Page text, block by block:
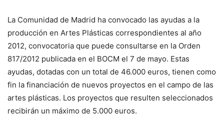
La Comunidad de Madrid ha convocado las ayudas a la
producción en Artes Plásticas correspondientes al año
2012, convocatoria que puede consultarse en la Orden
817/2012 publicada en el BOCM el 7 de mayo. Estas
ayudas, dotadas con un total de 46.000 euros, tienen como
fin la financiación de nuevos proyectos en el campo de las
artes plásticas. Los proyectos que resulten seleccionados
recibirán un máximo de 5.000 euros.